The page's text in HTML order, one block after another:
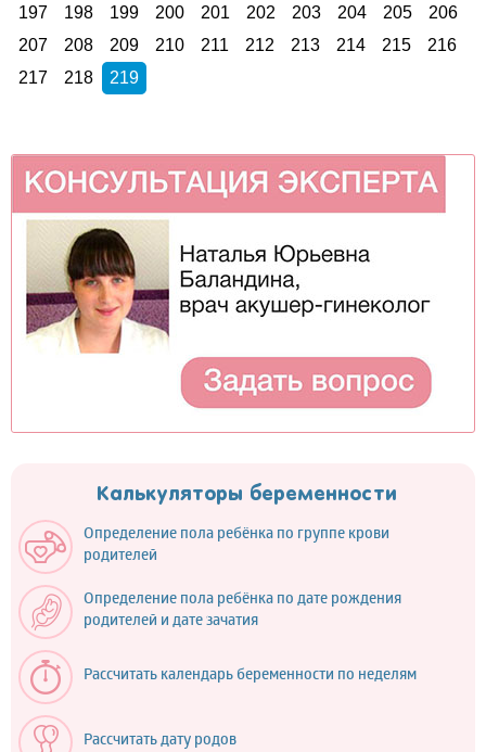
197 198 199 200 201 202 203 204 205
206
207
208 209 210 211 212 213 214 215
216
217
218 219
Калькуляторы беременности
Определение пола ребёнка по группе крови
родителей
Определение пола ребёнка по дате рождения
родителей и дате зачатия
Рассчитать календарь беременности по неделям
Рассчитать дату родов